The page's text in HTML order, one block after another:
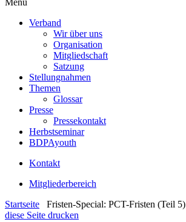
Verband
Wir über uns
Organisation
Mitgliedschaft
Satzung
Stellungnahmen
Themen
Glossar
Presse
Pressekontakt
Herbstseminar
BDPAyouth
Kontakt
Mitgliederbereich
Startseite
Fristen-Special: PCT-Fristen (Teil 5)
diese Seite drucken